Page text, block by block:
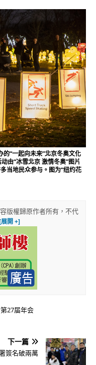
“一起向未来”北京冬奥文化
由“冰雪北京 激情冬奥”图片
当地民众参与。图为“纽约花
版權歸原作者所有，不代
27届年会
下一篇
簽名破兩萬